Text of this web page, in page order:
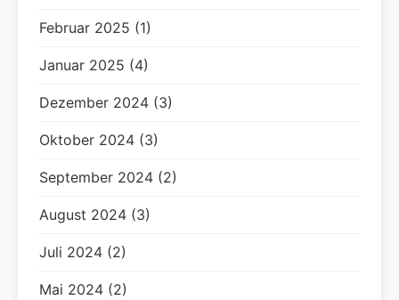
Februar 2025 (1)
Januar 2025 (4)
Dezember 2024 (3)
Oktober 2024 (3)
September 2024 (2)
August 2024 (3)
Juli 2024 (2)
Mai 2024 (2)